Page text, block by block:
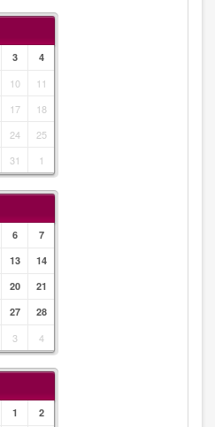
3 4
10
11
17
18
24
25
31 1
6
7
13
14
20
21
27
28
3 4
1
2